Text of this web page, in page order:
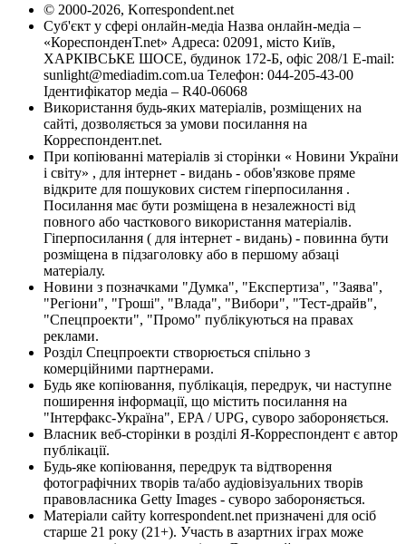
© 2000-2026, Korrespondent.net
Суб'єкт у сфері онлайн-медіа Назва онлайн-медіа –
«КореспонденТ.net» Адреса: 02091, місто Київ,
ХАРКІВСЬКЕ ШОСЕ, будинок 172-Б, офіс 208/1 E-mail:
sunlight@mediadim.com.ua Телефон: 044-205-43-00
Ідентифікатор медіа – R40-06068
Використання будь-яких матеріалів, розміщених на
сайті, дозволяється за умови посилання на
Корреспондент.net.
При копіюванні матеріалів зі сторінки « Новини України
і світу» , для інтернет - видань - обов'язкове пряме
відкрите для пошукових систем гіперпосилання .
Посилання має бути розміщена в незалежності від
повного або часткового використання матеріалів.
Гіперпосилання ( для інтернет - видань) - повинна бути
розміщена в підзаголовку або в першому абзаці
матеріалу.
Новини з позначками "Думка", "Експертиза", "Заява",
"Регіони", "Гроші", "Влада", "Вибори", "Тест-драйв",
"Спецпроекти", "Промо" публікуються на правах
реклами.
Розділ Спецпроекти створюється спільно з
комерційними партнерами.
Будь яке копіювання, публікація, передрук, чи наступне
поширення інформації, що містить посилання на
"Інтерфакс-Україна", EPA / UPG, суворо забороняється.
Власник веб-сторінки в розділі Я-Корреспондент є автор
публікації.
Будь-яке копіювання, передрук та відтворення
фотографічних творів та/або аудіовізуальних творів
правовласника Getty Images - суворо забороняється.
Матеріали сайту korrespondent.net призначені для осіб
старше 21 року (21+). Участь в азартних іграх може